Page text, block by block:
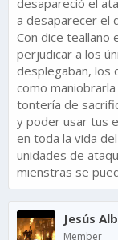
desapareció el
a desaparecer el
Con dice teallano
perjudicar a los
desplegaban, los
como
tontería de
y poder usar tus
en toda la vida
unidades de
mienstras se
Jesús
Member